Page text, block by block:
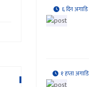
६ दिन अगाडि
१ हप्ता अगाडि